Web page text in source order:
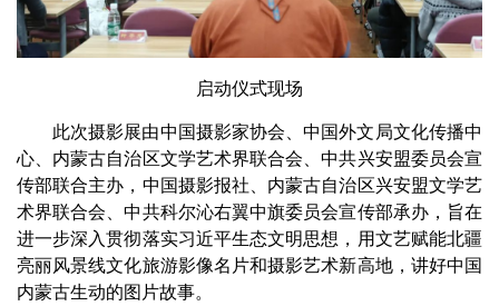
启动仪式现场
此次摄影展由中国摄影家协会、中国外文局文化传播中
心、内蒙古自治区文学艺术界联合会、中共兴安盟委员会宣
传部联合主办，中国摄影报社、内蒙古自治区兴安盟文学艺
术界联合会、中共科尔沁右翼中旗委员会宣传部承办，旨在
进一步深入贯彻落实习近平生态文明思想，用文艺赋能北疆
亮丽风景线文化旅游影像名片和摄影艺术新高地，讲好中国
内蒙古生动的图片故事。